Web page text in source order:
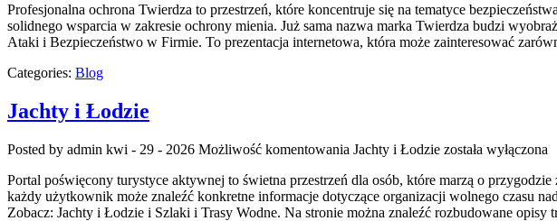
Profesjonalna ochrona Twierdza to przestrzeń, które koncentruje się na tematyce
solidnego wsparcia w zakresie ochrony mienia. Już sama nazwa marka Twierdza budzi
Ataki i Bezpieczeństwo w Firmie. To prezentacja internetowa, która może zainteresować
Categories: Blog
Jachty i Łodzie
Posted by admin kwi - 29 - 2026 Możliwość komentowania Jachty i Łodzie została wyłączona
Portal poświęcony turystyce aktywnej to świetna przestrzeń dla osób, które marzą o
każdy użytkownik może znaleźć konkretne informacje dotyczące organizacji wolnego czasu
Zobacz: Jachty i Łodzie i Szlaki i Trasy Wodne. Na stronie można znaleźć rozbudowane